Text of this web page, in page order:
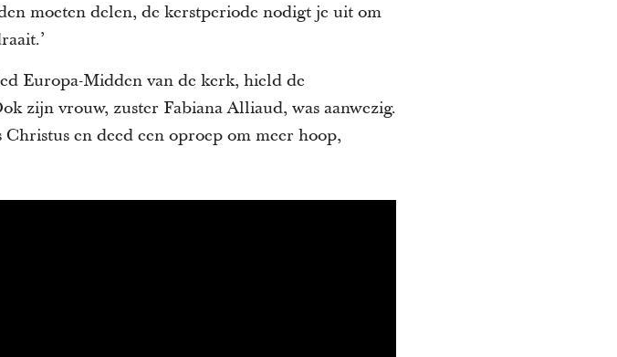
moeten delen, de kerstperiode nodigt je uit om
Europa-Midden van de kerk, hield de
zijn vrouw, zuster Fabiana Alliaud, was aanwezig.
en deed een oproep om meer hoop,